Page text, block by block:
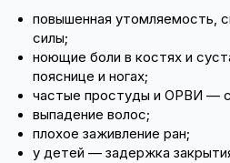
повышенная утомляемость,
силы;
ноющие боли в костях и
пояснице и ногах;
частые простуды и ОРВИ —
выпадение волос;
плохое заживление ран;
у детей — задержка